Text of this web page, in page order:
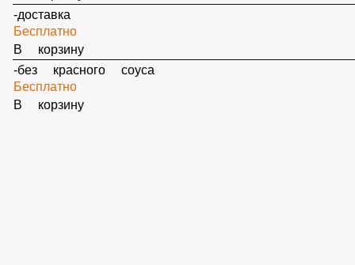
-без белого соуса
Бесплатно
В корзину
-без зелени
В корзину